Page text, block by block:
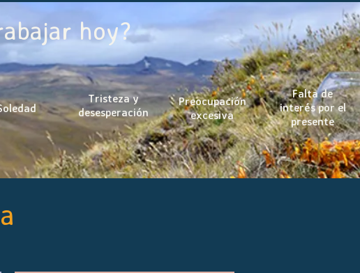
Tristeza y
desesperación
Preocupación
excesiva
Falta de
interés por el
presente
hoy?